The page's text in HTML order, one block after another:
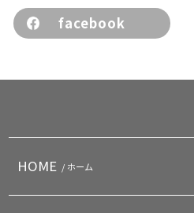
facebook
HOME / ホーム